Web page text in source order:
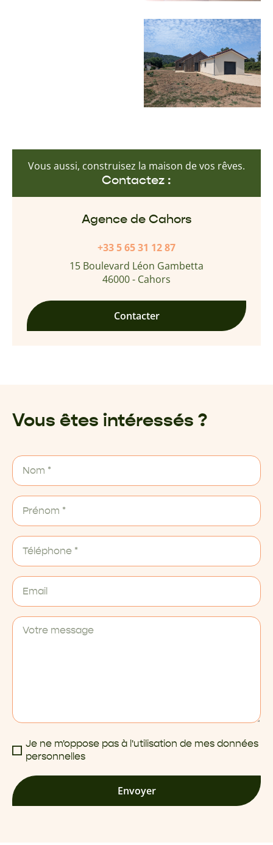
Vous aussi, construisez la maison de vos rêves.
Contactez :
Agence de Cahors
+33 5 65 31 12 87
15 Boulevard Léon Gambetta
46000 - Cahors
Contacter
Vous êtes intéressés ?
Je ne m'oppose pas à l'utilisation de mes données
personnelles
Envoyer